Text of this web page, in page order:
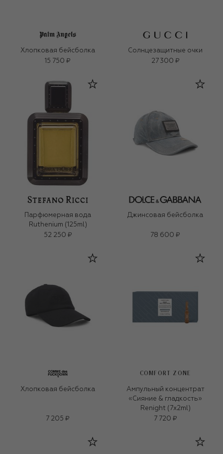
Хлопковая бейсболка
15 750 ₽
Солнцезащитные очки
27 300 ₽
Парфюмерная вода
Ruthenium (125ml)
52 250 ₽
Джинсовая бейсболка
78 600 ₽
Хлопковая бейсболка
7 205 ₽
COMFORT ZONE
Ампульный концентрат
«Сияние & гладкость»
Renight (7х2ml)
7 720 ₽